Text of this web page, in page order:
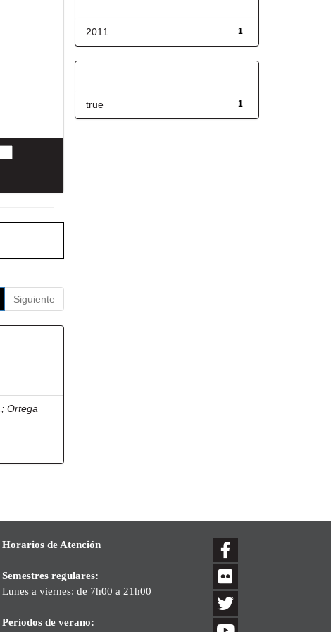
Siguiente
;Ortega
1
2011
1
true
Horarios de Atención
Semestres regulares:
Lunes a viernes: de 7h00 a 21h00
Períodos de verano: